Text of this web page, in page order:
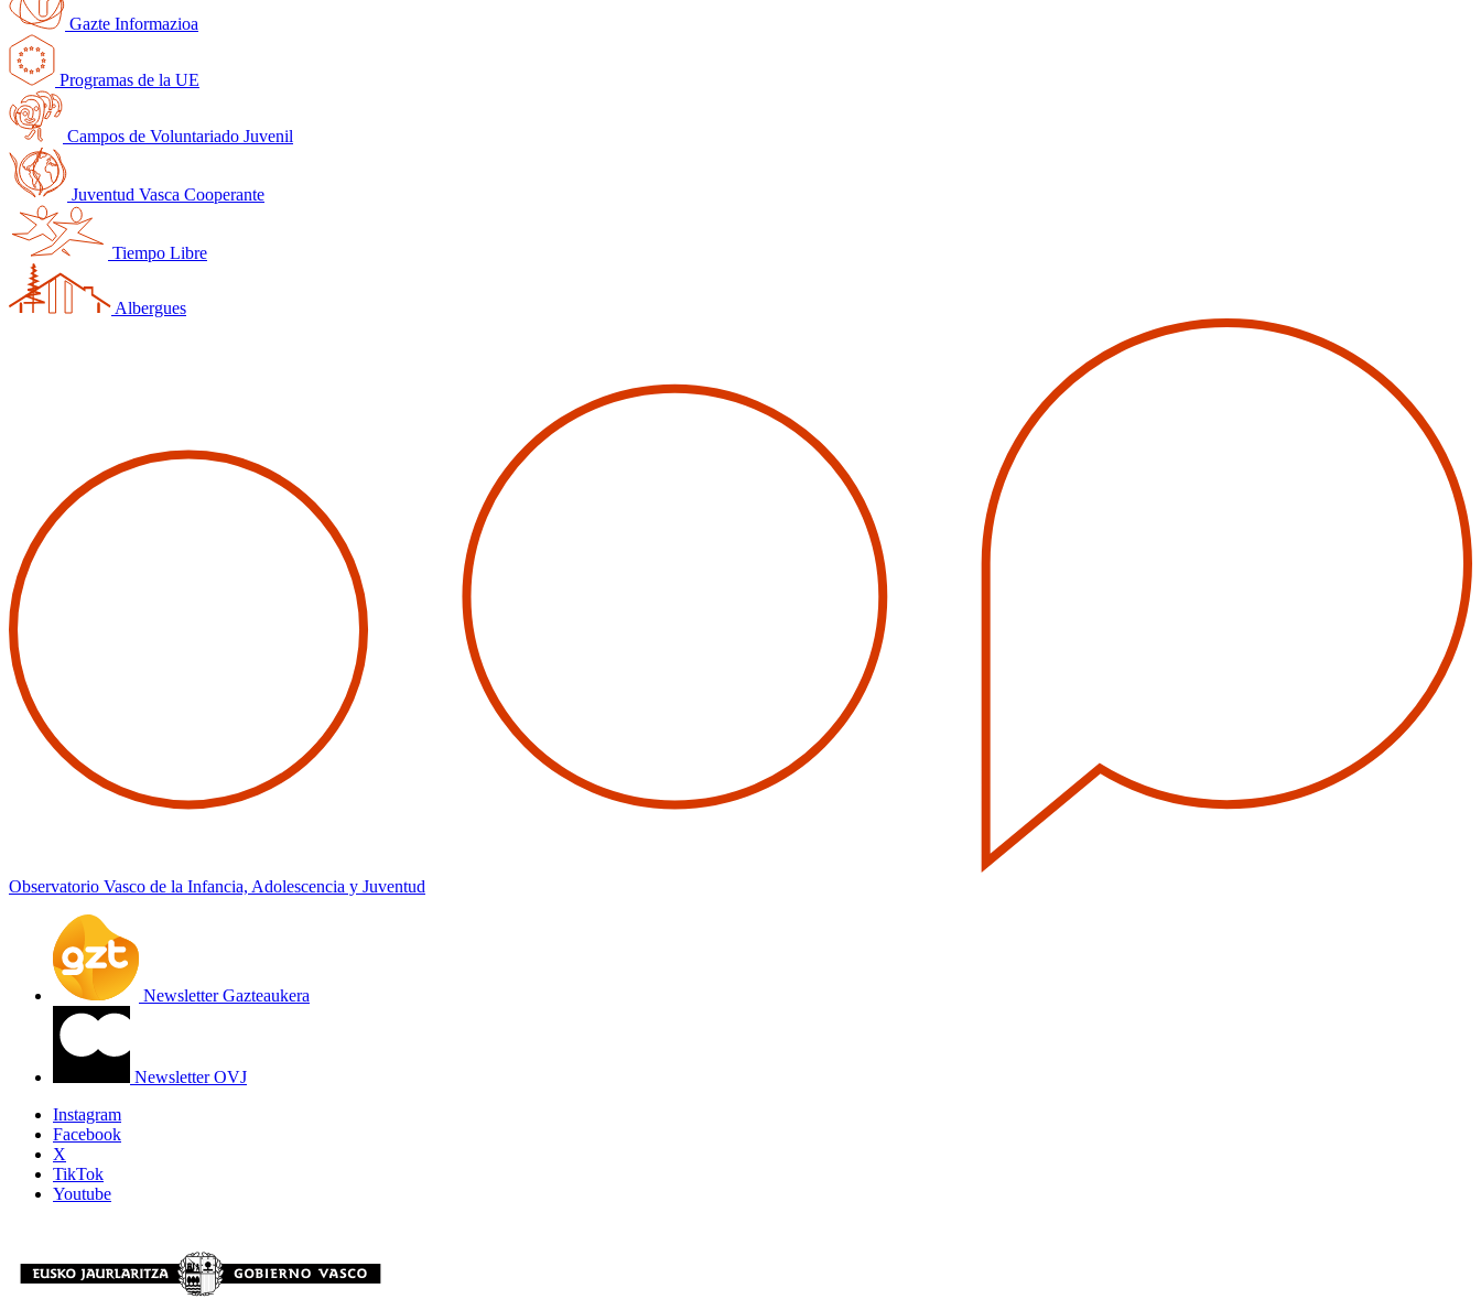
Gazte Informazioa
Programas de la UE
Campos de Voluntariado Juvenil
Juventud Vasca Cooperante
Tiempo Libre
Albergues
Observatorio Vasco de la Infancia, Adolescencia y Juventud
Newsletter Gazteaukera
Newsletter OVJ
Instagram
Facebook
X
TikTok
Youtube